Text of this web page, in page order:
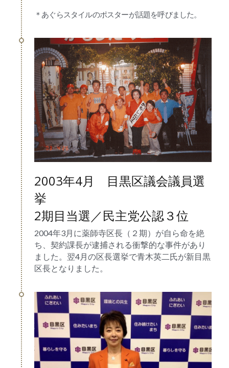
＊あぐらスタイルのポスターが話題を呼びました。
2003年4月　目黒区議会議員選
挙
2期目当選／民主党公認３位
2004年3月に薬師寺区長（２期）が自ら命を絶
ち、契約課長が逮捕される衝撃的な事件があり
ました。翌4月の区長選挙で青木英二氏が新目黒
区長となりました。